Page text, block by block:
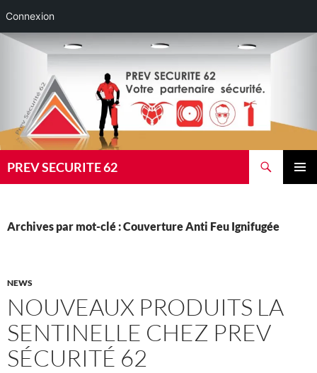
Connexion
Aller
PREV SECURITE 62
Archives par mot-clé : Couverture Anti Feu Ignifugée
NEWS
NOUVEAUX PRODUITS LA
SENTINELLE CHEZ PREV
SÉCURITÉ 62